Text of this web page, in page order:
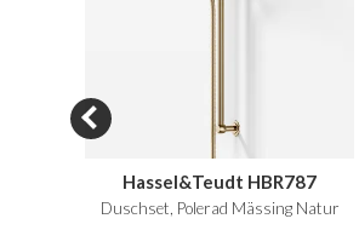
Hassel&Teudt HBR787
Duschset, Polerad Mässing Natur